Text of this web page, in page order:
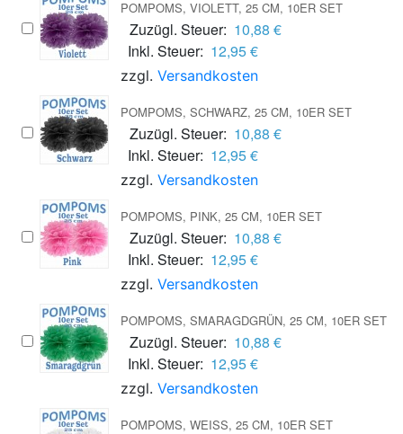
POMPOMS, VIOLETT, 25 CM, 10ER SET
Zuzügl. Steuer: 10,88 €
Inkl. Steuer: 12,95 €
zzgl. Versandkosten
POMPOMS, SCHWARZ, 25 CM, 10ER SET
Zuzügl. Steuer: 10,88 €
Inkl. Steuer: 12,95 €
zzgl. Versandkosten
POMPOMS, PINK, 25 CM, 10ER SET
Zuzügl. Steuer: 10,88 €
Inkl. Steuer: 12,95 €
zzgl. Versandkosten
POMPOMS, SMARAGDGRÜN, 25 CM, 10ER SET
Zuzügl. Steuer: 10,88 €
Inkl. Steuer: 12,95 €
zzgl. Versandkosten
POMPOMS, WEISS, 25 CM, 10ER SET